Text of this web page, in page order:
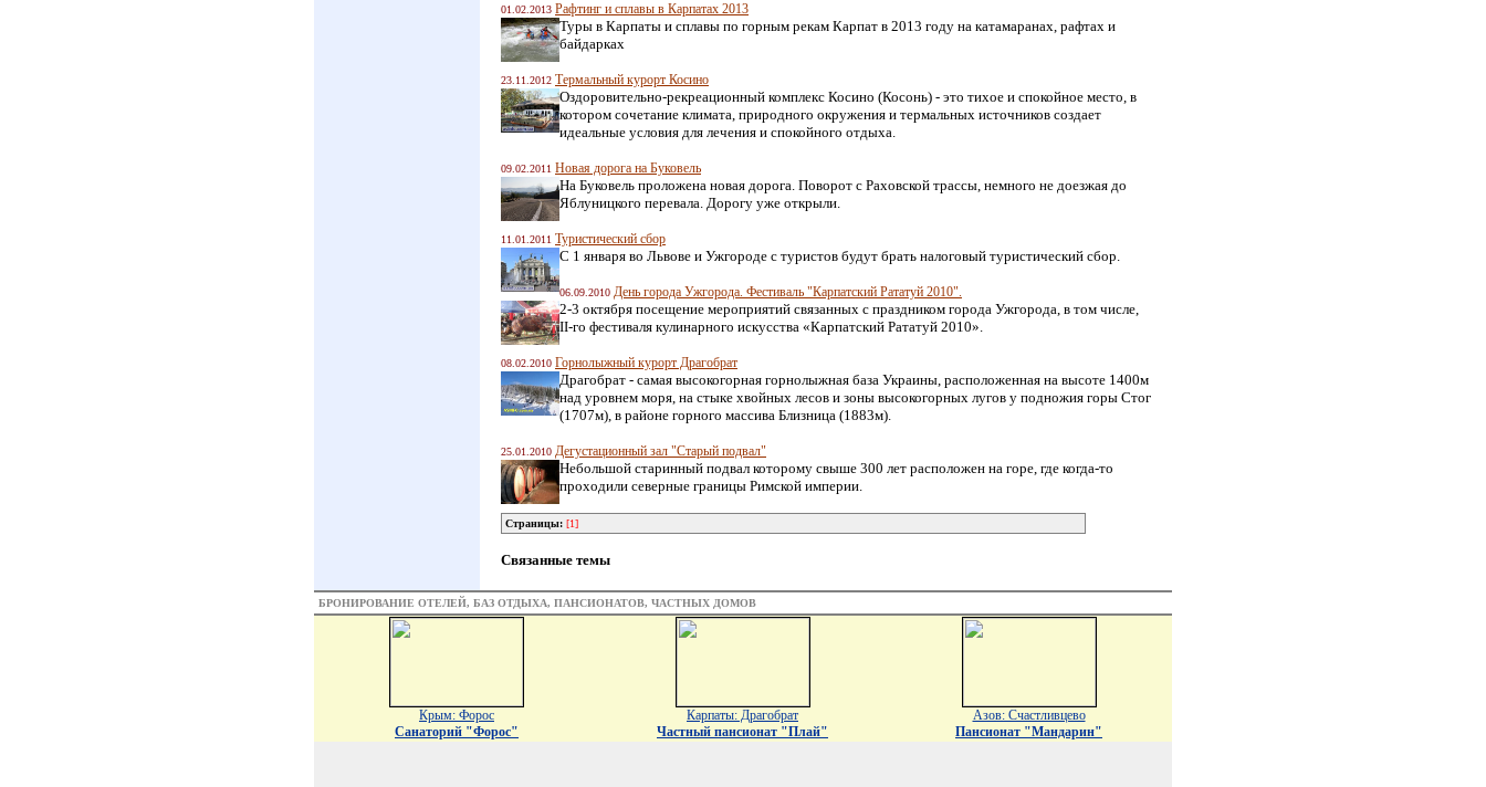
01.02.2013 Рафтинг и сплавы в Карпатах 2013
Туры в Карпаты и сплавы по горным рекам Карпат в 2013 году на катамаранах, рафтах и
байдарках
23.11.2012 Термальный курорт Косино
Оздоровительно-рекреационный комплекс Косино (Косонь) - это тихое и спокойное место, в
котором сочетание климата, природного окружения и термальных источников создает
идеальные условия для лечения и спокойного отдыха.
09.02.2011 Новая дорога на Буковель
На Буковель проложена новая дорога. Поворот с Раховской трассы, немного не доезжая до
Яблуницкого перевала. Дорогу уже открыли.
11.01.2011 Туристический сбор
С 1 января во Львове и Ужгороде с туристов будут брать налоговый туристический сбор.
06.09.2010 День города Ужгорода. Фестиваль "Карпатский Рататуй 2010".
2-3 октября посещение мероприятий связанных с праздником города Ужгорода, в том числе,
ІІ-го фестиваля кулинарного искусства «Карпатский Рататуй 2010».
08.02.2010 Горнолыжный курорт Драгобрат
Драгобрат - самая высокогорная горнолыжная база Украины, расположенная на высоте 1400м
над уровнем моря, на стыке хвойных лесов и зоны высокогорных лугов у подножия горы Стог
(1707м), в районе горного массива Близница (1883м).
25.01.2010 Дегустационный зал "Старый подвал"
Небольшой старинный подвал которому свыше 300 лет расположен на горе, где когда-то
проходили северные границы Римской империи.
Страницы: [1]
Связанные темы
БРОНИРОВАНИЕ ОТЕЛЕЙ, БАЗ ОТДЫХА, ПАНСИОНАТОВ, ЧАСТНЫХ ДОМОВ
Крым: Форос
Санаторий "Форос"
Карпаты: Драгобрат
Частный пансионат "Плай"
Азов: Счастливцево
Пансионат "Мандарин"